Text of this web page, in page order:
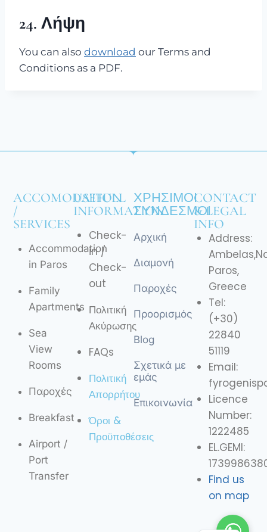
24. Λήψη
You can also download our Terms and
Conditions as a PDF.
ACCOMODATION
/
SERVICES
Accommodation
in Paros
Family
Apartments
Sea
View
Rooms
Παροχές
Breakfast
Airport /
Port
Transfer
USEFULL
INFORMATION
Check-
in /
Check-
out
Πολιτική
Ακύρωσης
FAQs
Πολιτική
Απορρήτου
Όροι &
Προϋποθέσεις
ΧΡΉΣΙΜΟΙ
ΣΎΝΔΕΣΜΟΙ
Αρχική
Διαμονή
Παροχές
Προορισμός
Blog
Σχετικά με
εμάς
Επικοινωνία
CONTACT
& LEGAL
INFO
Address:
Paros,
Greece
Tel:
(+30)
22840
51119
Email:
Licence
Number:
1222485
EL.GEMI:
Find us
on map
EN